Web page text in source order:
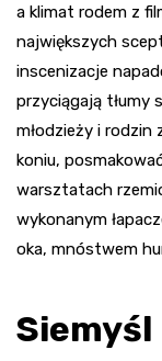
a klimat rodem z
największych
inscenizacje
przyciągają tłumy
młodzieży i rodzin
koniu,
warsztatach
wykonanym
oka, mnóstwem
Siemyśl